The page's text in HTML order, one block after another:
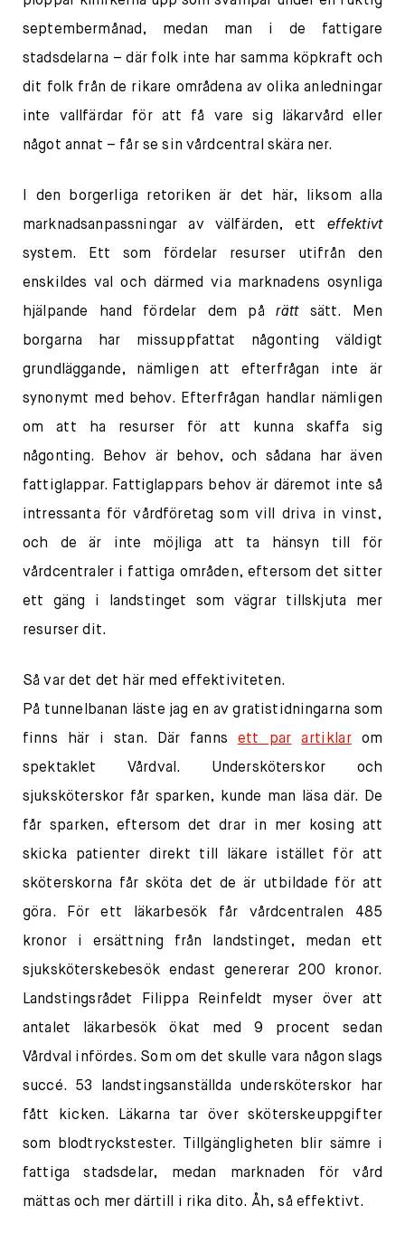
septembermånad, medan man i de fattigare
stadsdelarna – där folk inte har samma köpkraft och
dit folk från de rikare områdena av olika anledningar
inte vallfärdar för att få vare sig läkarvård eller
något annat – får se sin vårdcentral skära ner.
I den borgerliga retoriken är det här, liksom alla
marknadsanpassningar av välfärden, ett effektivt
system. Ett som fördelar resurser utifrån den
enskildes val och därmed via marknadens osynliga
hjälpande hand fördelar dem på rätt sätt. Men
borgarna har missuppfattat någonting väldigt
grundläggande, nämligen att efterfrågan inte är
synonymt med behov. Efterfrågan handlar nämligen
om att ha resurser för att kunna skaffa sig
någonting. Behov är behov, och sådana har även
fattiglappar. Fattiglappars behov är däremot inte så
intressanta för vårdföretag som vill driva in vinst,
och de är inte möjliga att ta hänsyn till för
vårdcentraler i fattiga områden, eftersom det sitter
ett gäng i landstinget som vägrar tillskjuta mer
resurser dit.
Så var det det här med effektiviteten.
På tunnelbanan läste jag en av gratistidningarna som
finns här i stan. Där fanns ett par artiklarom
spektaklet Vårdval. Undersköterskor och
sjuksköterskor får sparken, kunde man läsa där. De
får sparken, eftersom det drar in mer kosing att
skicka patienter direkt till läkare istället för att
sköterskorna får sköta det de är utbildade för att
göra. För ett läkarbesök får vårdcentralen 485
kronor i ersättning från landstinget, medan ett
sjuksköterskebesök endast genererar 200 kronor.
Landstingsrådet Filippa Reinfeldt myser över att
antalet läkarbesök ökat med 9 procent sedan
Vårdval infördes. Som om det skulle vara någon slags
succé. 53 landstingsanställda undersköterskor har
fått kicken. Läkarna tar över sköterskeuppgifter
som blodtryckstester. Tillgängligheten blir sämre i
fattiga stadsdelar, medan marknaden för vård
mättas och mer därtill i rika dito. Åh, så effektivt.